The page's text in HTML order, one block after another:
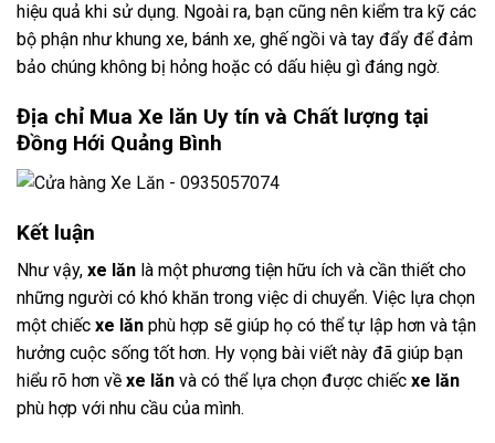
hiệu quả khi sử dụng. Ngoài ra, bạn cũng nên kiểm tra kỹ các
bộ phận như khung xe, bánh xe, ghế ngồi và tay đẩy để đảm
bảo chúng không bị hỏng hoặc có dấu hiệu gì đáng ngờ.
Địa chỉ Mua Xe lăn Uy tín và Chất lượng tại
Đồng Hới Quảng Bình
Kết luận
Như vậy, xe lăn là một phương tiện hữu ích và cần thiết cho
những người có khó khăn trong việc di chuyển. Việc lựa chọn
một chiếc xe lăn phù hợp sẽ giúp họ có thể tự lập hơn và tận
hưởng cuộc sống tốt hơn. Hy vọng bài viết này đã giúp bạn
hiểu rõ hơn về xe lăn và có thể lựa chọn được chiếc xe lăn
phù hợp với nhu cầu của mình.